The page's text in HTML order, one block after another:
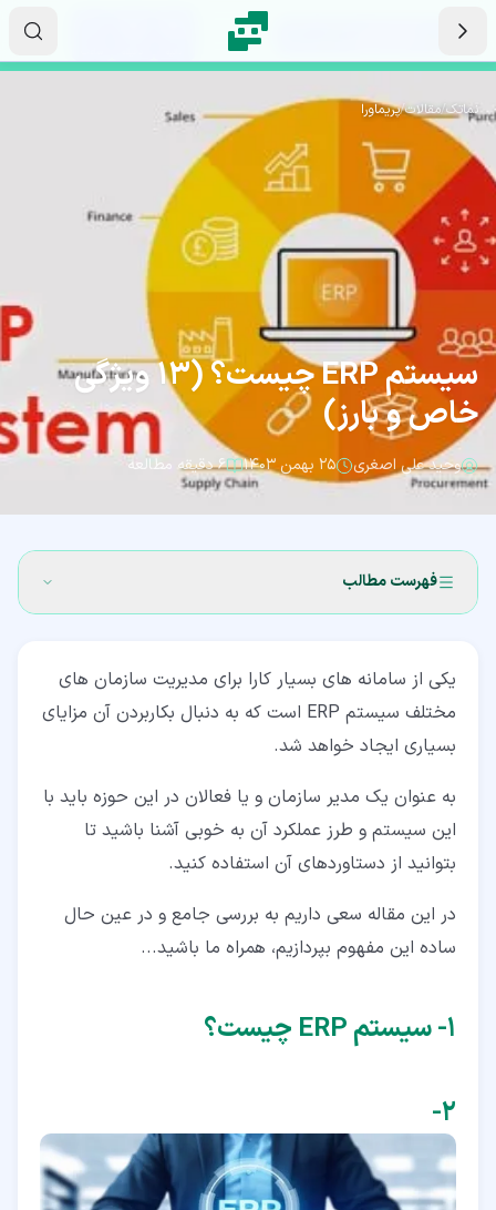
نماتک/مقالات/پریماورا
سیستم ERP چیست؟ (13 ویژگی
خاص و بارز)
وحید علی اصغری ۲۵ بهمن ۱۴۰۳ ۶ دقیقه مطالعه
فهرست مطالب
۲‏-
۳‏- تاریخچه سیستم ERP
۵‏- خصوصیات سیستم ERP
۶‏- مزایای پیاده سازی سیستم برنامه ریزی منابع سازمانی
یکی از سامانه های بسیار کارا برای مدیریت سازمان های
مختلف سیستم ERP است که به دنبال بکاربردن آن مزایای
بسیاری ایجاد خواهد شد.
به عنوان یک مدیر سازمان و یا فعالان در این حوزه باید با
این سیستم و طرز عملکرد آن به خوبی آشنا باشید تا
بتوانید از دستاوردهای آن استفاده کنید.
در این مقاله سعی داریم به بررسی جامع و در عین حال
ساده این مفهوم بپردازیم، همراه ما باشید...
۱‏- سیستم ERP چیست؟
۲‏-